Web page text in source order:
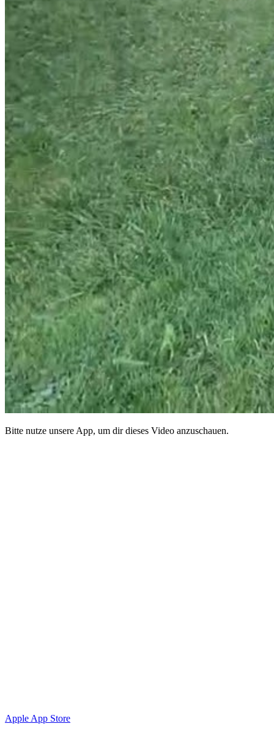
Bitte nutze unsere App, um dir dieses Video anzuschauen.
Apple App Store